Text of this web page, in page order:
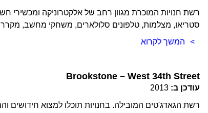
רשת חנויות המוכרת מגוון רחב של אלקטרוניקה ומכשירי
סטריאו, מצלמות, טלפונים סלולארים, משחקי מחשב,
המשך לקרוא
Brookstone – West 34th Street
עודכן ב: 2013
רשת הגאדג'טים המובילה. בחנויות תוכלו למצוא חידושים